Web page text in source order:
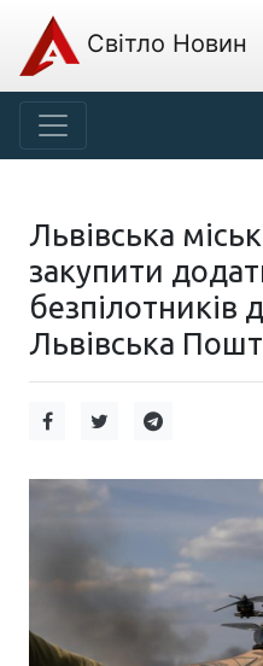
Світло Новин
Львівська
закупити
безпілотників
Львівська